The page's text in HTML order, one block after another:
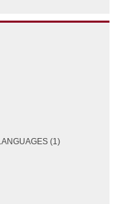
(1)